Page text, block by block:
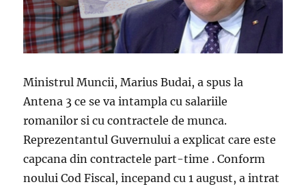
Ministrul Muncii, Marius Budai, a spus la
Antena 3 ce se va intampla cu salariile
romanilor si cu contractele de munca.
Reprezentantul Guvernului a explicat care este
capcana din contractele part-time . Conform
noului Cod Fiscal, incepand cu 1 august, a intrat